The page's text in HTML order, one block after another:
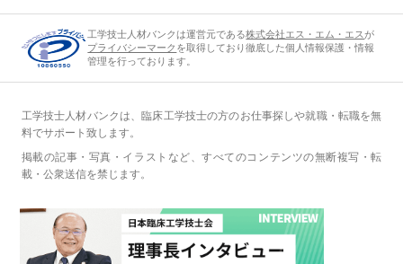
工学技士人材バンクは運営元である株式会社エス・エム・エスが
プライバシーマーク を取得しており徹底した個人情報保護・情報
管理を行っております。
工学技士人材バンクは、臨床工学技士の方のお仕事探しや就職・転職を無
料でサポート致します。
掲載の記事・写真・イラストなど、すべてのコンテンツの無断複写・転
載・公衆送信を禁じます。